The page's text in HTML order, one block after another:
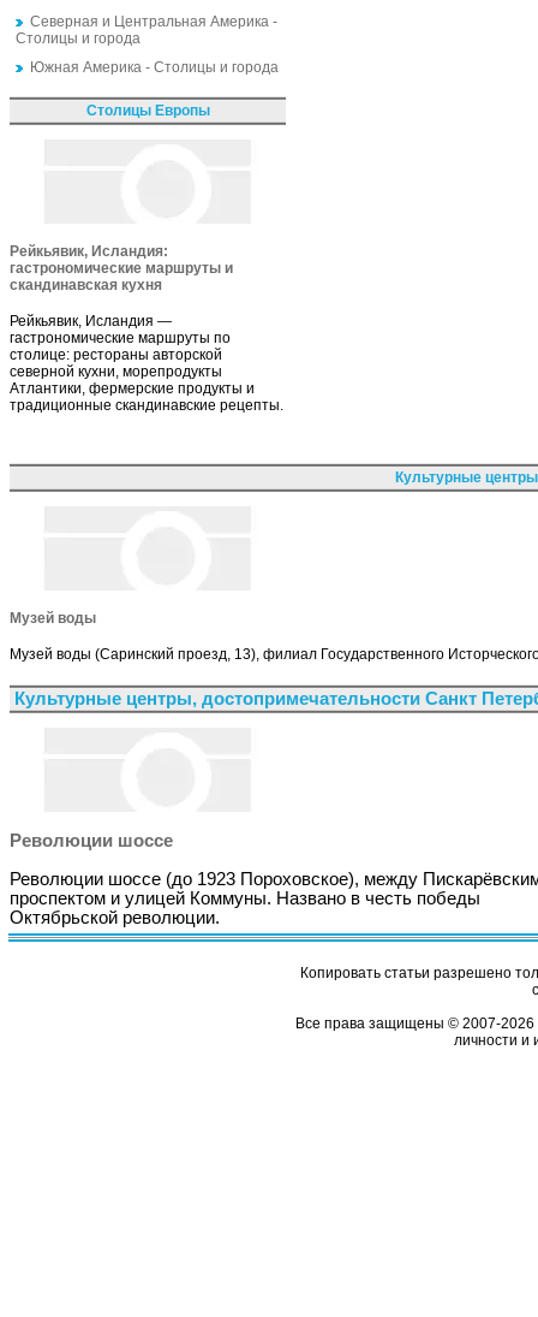
Северная и Центральная Америка -
Столицы и города
Южная Америка - Столицы и города
Столицы Европы
Рейкьявик, Исландия:
гастрономические маршруты и
скандинавская кухня
Рейкьявик, Исландия —
гастрономические маршруты по
столице: рестораны авторской
северной кухни, морепродукты
Атлантики, фермерские продукты и
традиционные скандинавские рецепты.
Культурные
Музей воды
Музей воды (Саринский проезд, 13), филиал Государственного
Культурные центры, достопримечательности Санкт
Революции шоссе
Революции шоссе (до 1923 Пороховское), между
проспектом и улицей Коммуны. Названо в честь победы
Октябрьской революции.
Копировать статьи разрешено
Все права защищены © 2007-2026
личности и